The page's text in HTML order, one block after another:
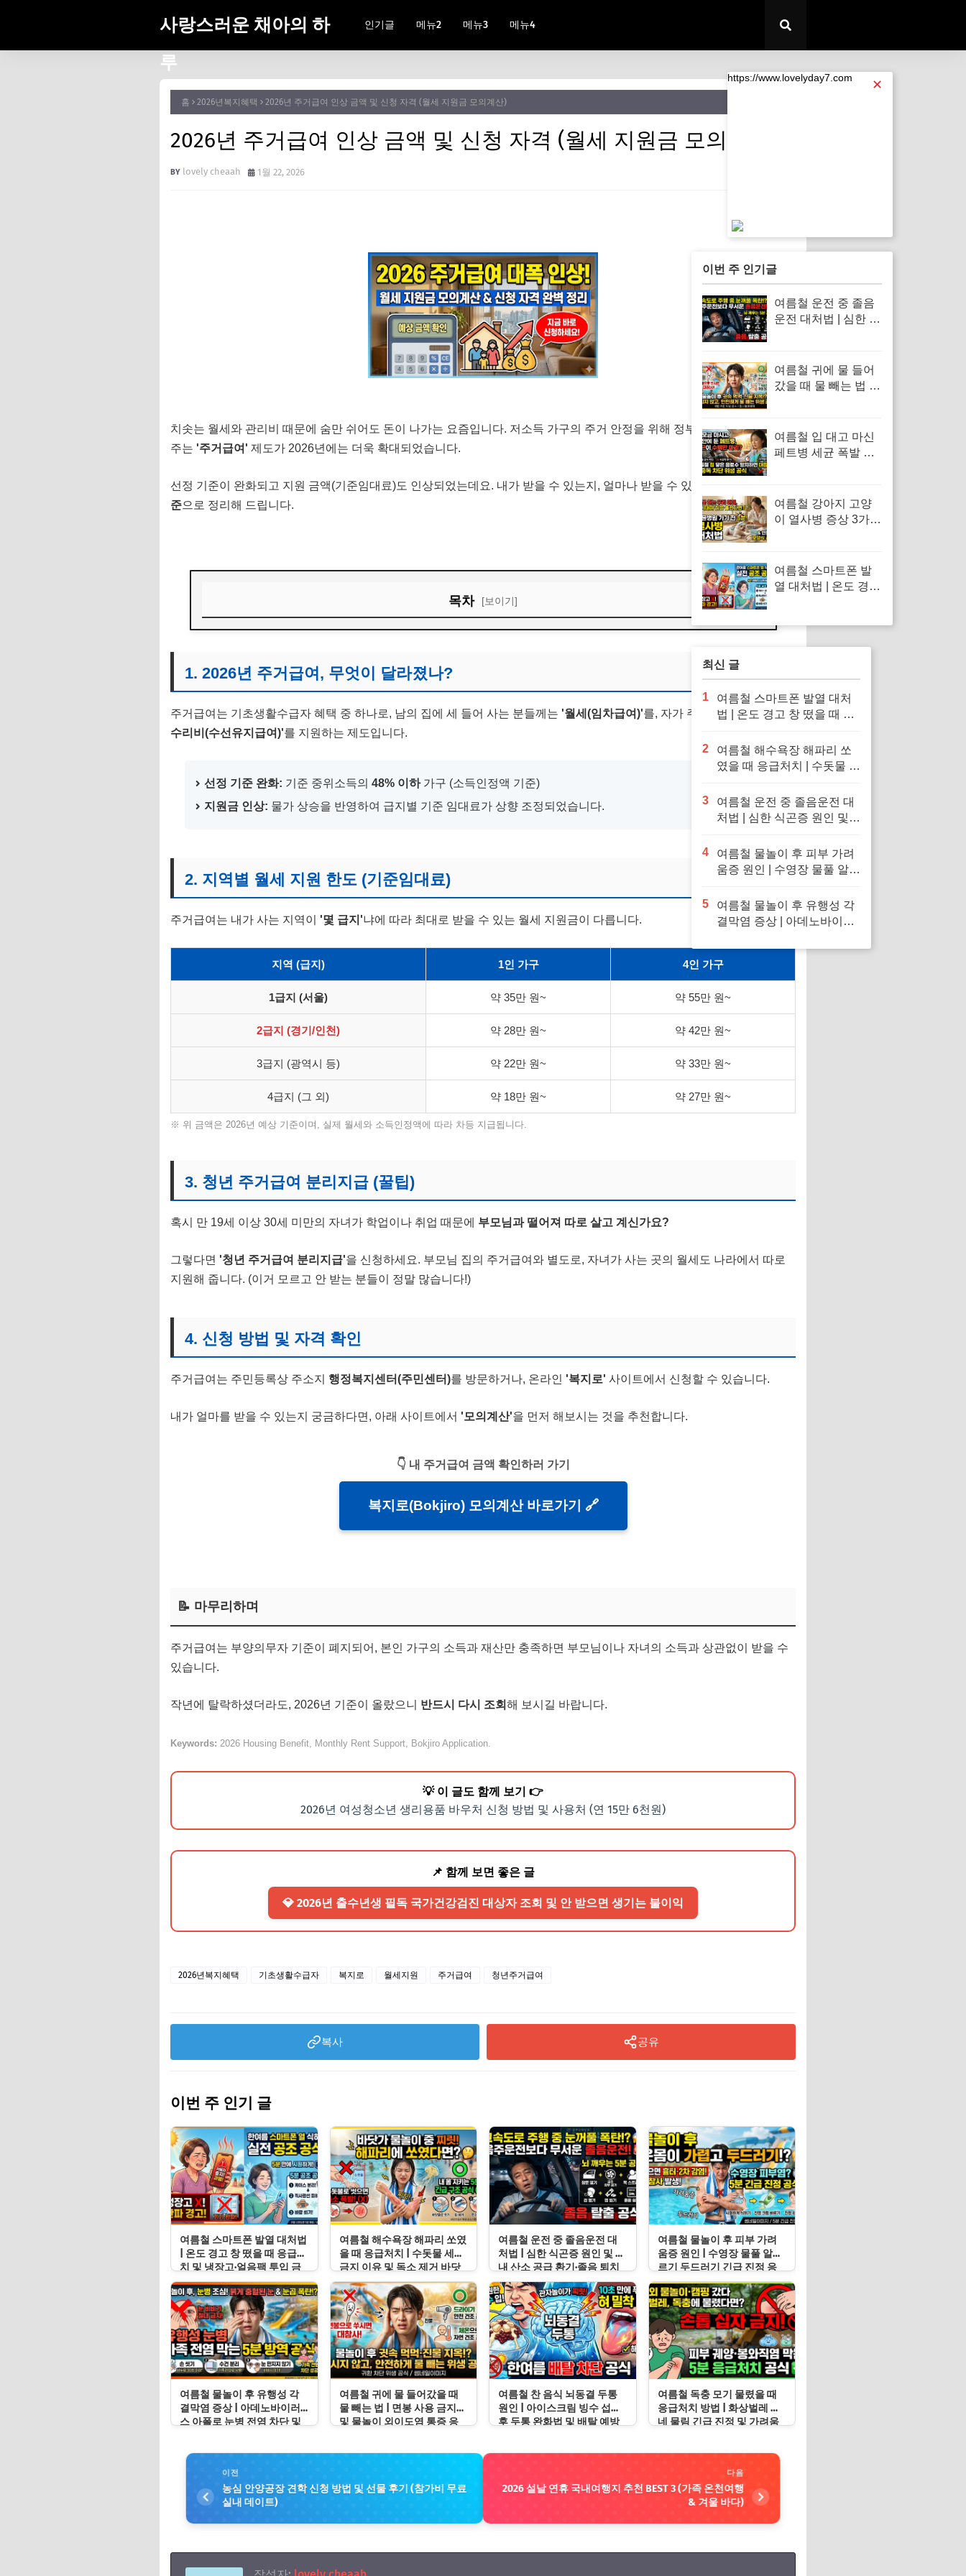
사랑스러운 채아의 하
루
인기글 메뉴2 메뉴3 메뉴4
홈 2026년복지혜택 2026년 주거급여 인상 금액 및 신청 자격 (월세 지원금 모의계산)
2026년 주거급여 인상 금액 및 신청 자격 (월세 지원금 모의계산)
lovely cheaah 1월 22, 2026
치솟는 월세와 관리비 때문에 숨만 쉬어도 돈이 나가는 요즘입니다. 저소득 가구의 주거 안정을 위해 정부에서 월세를 지원해
주는 '주거급여' 제도가 2026년에는 더욱 확대되었습니다.
선정 기준이 완화되고 지원 금액(기준임대료)도 인상되었는데요. 내가 받을 수 있는지, 얼마나 받을 수 있는지
준으로 정리해 드립니다.
목차 [보이기]
2. 지역별 월세 지원 한도 (기준임대료)
3. 청년 주거급여 분리지급 (꿀팁)
4. 신청 방법 및 자격 확인
1. 2026년 주거급여, 무엇이 달라졌나?
주거급여는 기초생활수급자 혜택 중 하나로, 남의 집에 세 들어 사는 분들께는 '월세(임차급여)'를, 자가 주택인 분들께는 '집
수리비(수선유지급여)'를 지원하는 제도입니다.
선정 기준 완화: 기준 중위소득의 48% 이하가구 (소득인정액 기준)
지원금 인상: 물가 상승을 반영하여 급지별 기준 임대료가 상향 조정되었습니다.
2. 지역별 월세 지원 한도 (기준임대료)
주거급여는 내가 사는 지역이 '몇 급지'냐에 따라 최대로 받을 수 있는 월세 지원금이 다릅니다.
지역 (급지) 1인 가구 4인 가구
1급지 (서울) 약 35만 원~ 약 55만 원~
2급지 (경기/인천) 약 28만 원~ 약 42만 원~
3급지 (광역시 등) 약 22만 원~ 약 33만 원~
4급지 (그 외) 약 18만 원~ 약 27만 원~
※ 위 금액은 2026년 예상 기준이며, 실제 월세와 소득인정액에 따라 차등 지급됩니다.
3. 청년 주거급여 분리지급 (꿀팁)
혹시 만 19세 이상 30세 미만의 자녀가 학업이나 취업 때문에 부모님과 떨어져 따로 살고 계신가요?
그렇다면 '청년 주거급여 분리지급'을 신청하세요. 부모님 집의 주거급여와 별도로, 자녀가 사는 곳의 월세도 나라에서 따로
지원해 줍니다. (이거 모르고 안 받는 분들이 정말 많습니다!)
4. 신청 방법 및 자격 확인
주거급여는 주민등록상 주소지 행정복지센터(주민센터)를 방문하거나, 온라인 '복지로' 사이트에서 신청할 수 있습니다.
내가 얼마를 받을 수 있는지 궁금하다면, 아래 사이트에서 '모의계산'을 먼저 해보시는 것을 추천합니다.
👇 내 주거급여 금액 확인하러 가기
복지로(Bokjiro) 모의계산 바로가기 🔗
📝 마무리하며
주거급여는 부양의무자 기준이 폐지되어, 본인 가구의 소득과 재산만 충족하면 부모님이나 자녀의 소득과 상관없이 받을 수
있습니다.
작년에 탈락하셨더라도, 2026년 기준이 올랐으니 반드시 다시 조회 해 보시길 바랍니다.
Keywords: 2026 Housing Benefit, Monthly Rent Support, Bokjiro Application.
💡 이 글도 함께 보기 👉
2026년 여성청소년 생리용품 바우처 신청 방법 및 사용처 (연 15만 6천원)
📌 함께 보면 좋은 글
💎 2026년 출수년생 필독 국가건강검진 대상자 조회 및 안 받으면 생기는 불이익
2026년복지혜택 기초생활수급자 복지로 월세지원 주거급여 청년주거급여
복사 공유
이번 주 인기 글
여름철 스마트폰 발열 대처법
| 온도 경고 창 떴을 때 응급처
치 및 냉장고·얼음팩 투입 금
지 이유
여름철 해수욕장 해파리 쏘였
을 때 응급처치 | 수돗물 세척
금지 이유 및 독소 제거 바닷
물 세척 수칙
여름철 운전 중 졸음운전 대
처법 | 심한 식곤증 원인 및 차
내 산소 공급 환기·졸음 퇴치
응급처치 수칙
여름철 물놀이 후 피부 가려
움증 원인 | 수영장 물풀 알레
르기 두드러기 긴급 진정 응
급처치 수칙
여름철 물놀이 후 유행성 각
결막염 증상 | 아데노바이러
스 아폴로 눈병 전염 차단 및
여름철 귀에 물 들어갔을 때
물 빼는 법 | 면봉 사용 금지
및 물놀이 외이도염 통증 응
여름철 찬 음식 뇌동결 두통
원인 | 아이스크림 빙수 섭취
후 두통 완화법 및 배탈 예방
여름철 독충 모기 물렸을 때
응급처치 방법 | 화상벌레 지
네 물림 긴급 진정 및 가려움
이전
농심 안양공장 견학 신청 방법 및 선물 후기 (참가비 무료
실내 데이트)
다음
2026 설날 연휴 국내여행지 추천 BEST 3 (가족 온천여행
& 겨울 바다)
✕
https://www.lovelyday7.com
이번 주 인기글
여름철 운전 중 졸음
운전 대처법 | 심한 식
치 응급처치 수칙
여름철 귀에 물 들어
갔을 때 물 빼는 법 |
응급처치 수칙
여름철 입 대고 마신
페트병 세균 폭발 위
수칙
여름철 강아지 고양
이 열사병 증상 3가지
삼계탕 급여 주의사
항
여름철 스마트폰 발
열 대처법 | 온도 경고
입 금지 이유
최신 글
1
여름철 스마트폰 발열 대처
법 | 온도 경고 창 떴을 때 응
입 금지 이유
2
여름철 해수욕장 해파리 쏘
였을 때 응급처치 | 수돗물 세
닷물 세척 수칙
3
여름철 운전 중 졸음운전 대
처법 | 심한 식곤증 원인 및
퇴치 응급처치 수칙
4
여름철 물놀이 후 피부 가려
움증 원인 | 수영장 물풀 알레
급처치 수칙
5
여름철 물놀이 후 유행성 각
결막염 증상 | 아데노바이러
눈 충혈 응급처치 수칙